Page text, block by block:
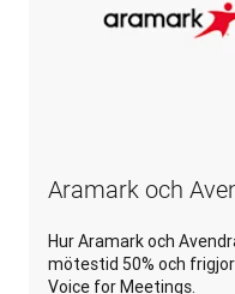
Aramark och
Hur Aramark och
mötestid 50% och
Voice for Meetings.